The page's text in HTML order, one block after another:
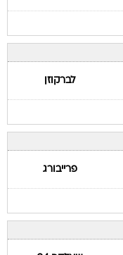
לברקוזן
פרייבורג